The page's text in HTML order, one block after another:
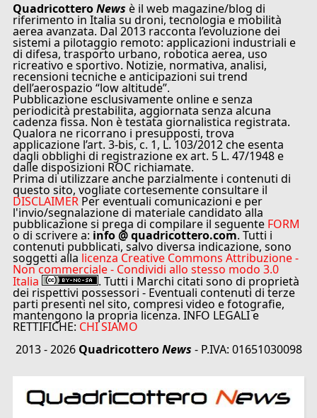
QuadricotteroNews è il web magazine/blog di
riferimento in Italia su droni, tecnologia e mobilità
aerea avanzata. Dal 2013 racconta l’evoluzione dei
sistemi a pilotaggio remoto: applicazioni industriali e
di difesa, trasporto urbano, robotica aerea, uso
ricreativo e sportivo. Notizie, normativa, analisi,
recensioni tecniche e anticipazioni sui trend
dell’aerospazio “low altitude”.
Pubblicazione esclusivamente online e senza
periodicità prestabilita, aggiornata senza alcuna
cadenza fissa. Non è testata giornalistica registrata.
Qualora ne ricorrano i presupposti, trova
applicazione l’art. 3-bis, c. 1, L. 103/2012 che esenta
dagli obblighi di registrazione ex art. 5 L. 47/1948 e
dalle disposizioni ROC richiamate.
Prima di utilizzare anche parzialmente i contenuti di
questo sito, vogliate cortesemente consultare il
DISCLAIMER Per eventuali comunicazioni e per
l'invio/segnalazione di materiale candidato alla
pubblicazione si prega di compilare il seguente FORM
o di scrivere a: info @ quadricottero.com. Tutti i
contenuti pubblicati, salvo diversa indicazione, sono
soggetti alla licenza Creative Commons Attribuzione -
Non commerciale - Condividi allo stesso modo 3.0
Italia . Tutti i Marchi citati sono di proprietà
dei rispettivi possessori - Eventuali contenuti di terze
parti presenti nel sito, compresi video e fotografie,
mantengono la propria licenza. INFO LEGALI e
RETTIFICHE: CHI SIAMO
2013 - 2026 QuadricotteroNews - P.IVA: 01651030098